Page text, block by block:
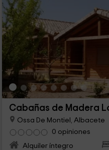
Cabañas de Madera
Ossa De Montiel, Albacete
0 opiniones
Alquiler íntegro